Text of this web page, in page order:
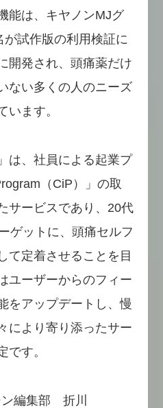
能は、キヤノンMJグ
試作版の利用検証に
開発され、頭痛薬だけ
ない多くの人のニーズ
います。
は、社員による起業プ
（CiP）」の取
サービスであり、20代
ゲットに、頭痛セルフ
て定着させることを目
ユーザーからのフィー
をアップデートし、慢
により寄り添ったサー
です。
ン編集部 折川